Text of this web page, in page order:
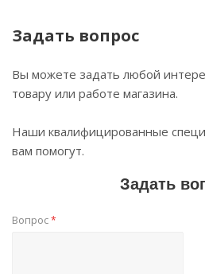
Задать вопрос
Вы можете задать любой
товару или работе магазина.
Наши квалифицированные
вам помогут.
Задать
Вопрос*